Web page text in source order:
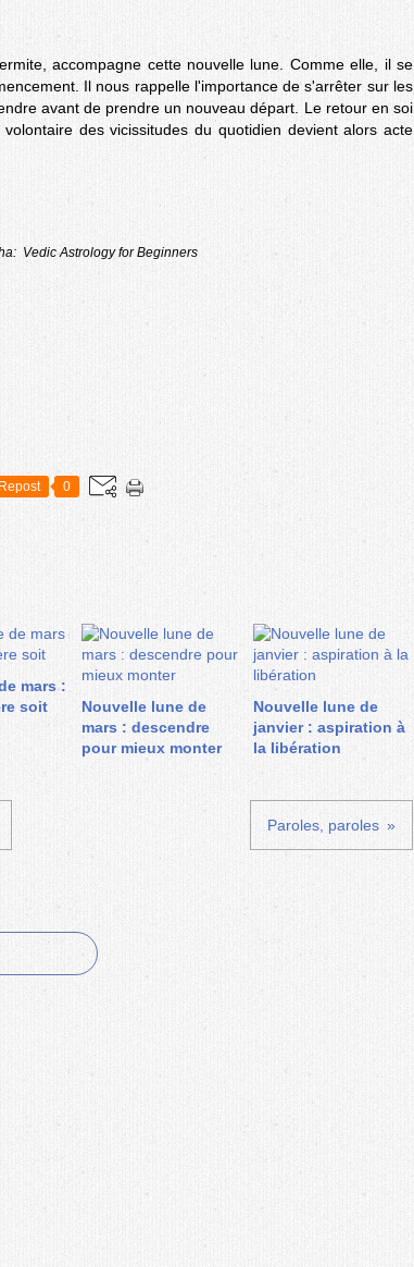
accompagne cette nouvelle lune. Comme elle, il se
Il nous rappelle l'importance de s'arrêter sur les
avant de prendre un nouveau départ. Le retour en soi
des vicissitudes du quotidien devient alors acte
Vedic Astrology for Beginners
Repost 0
mars :
soit
Nouvelle lune de
mars : descendre
pour mieux monter
Nouvelle lune de
janvier : aspiration à
la libération
Paroles, paroles